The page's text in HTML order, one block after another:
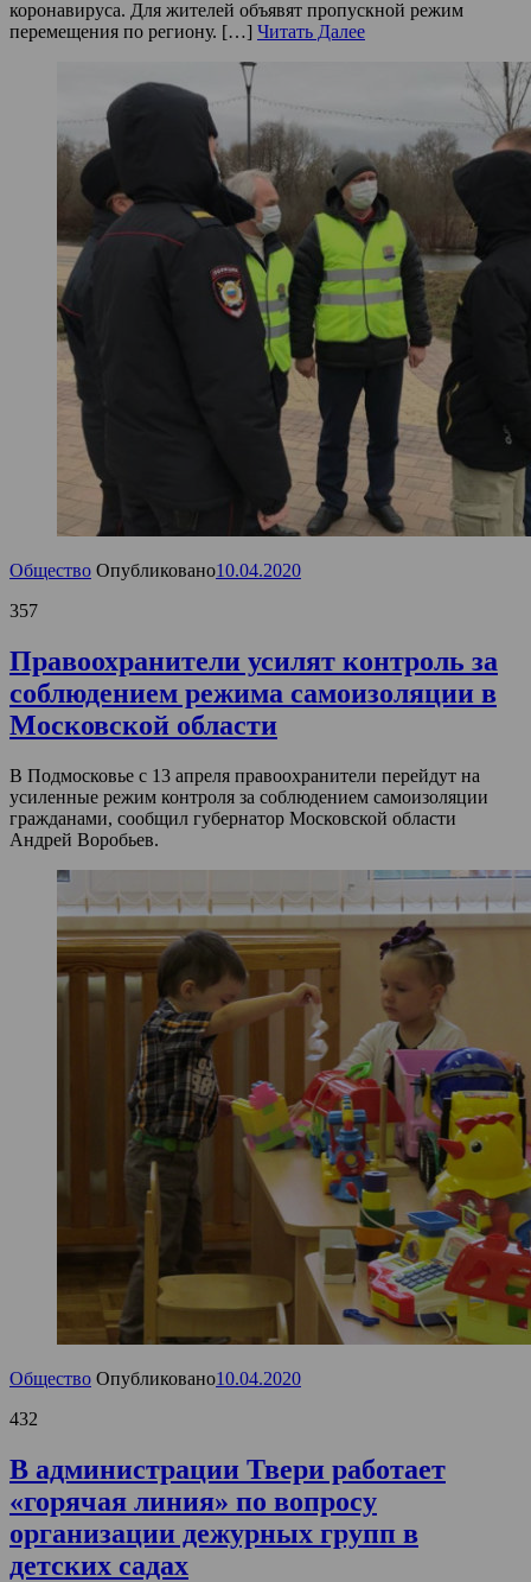
коронавируса. Для жителей объявят пропускной режим
перемещения по региону. […] Читать Далее
Общество Опубликовано10.04.2020
357
Правоохранители усилят контроль за
соблюдением режима самоизоляции в
Московской области
В Подмосковье с 13 апреля правоохранители перейдут на
усиленные режим контроля за соблюдением самоизоляции
гражданами, сообщил губернатор Московской области
Андрей Воробьев.
Общество Опубликовано10.04.2020
432
В администрации Твери работает
«горячая линия» по вопросу
организации дежурных групп в
детских садах